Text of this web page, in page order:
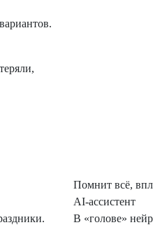
Помнит всё,
AI-ассистент
В «голове»